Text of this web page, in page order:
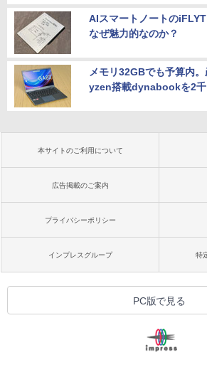
AIスマートノートの
なぜ魅力的なのか？
メモリ32GBでも予算内
yzen搭載dynabookを2千
本サイトのご利用について
広告掲載のご案内
プライバシーポリシー
インプレスグループ 特
PC版で見る